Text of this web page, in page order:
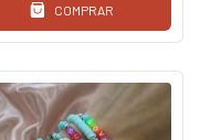
COMPRAR